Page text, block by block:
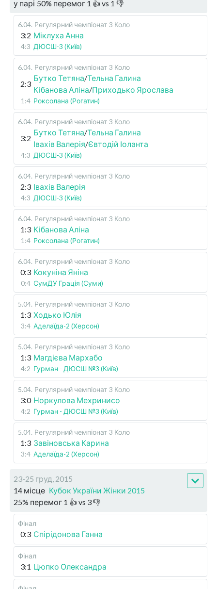
у парі 50% перемог 1 👍 vs 1 👎
6.04. Регулярний чемпіонат 3 Коло
3:2 Міклуха Анна
4:3 ДЮСШ-3 (Київ)
6.04. Регулярний чемпіонат 3 Коло
2:3
Бутко Тетяна/Тельна Галина
Кібанова Аліна/Приходько Ярослава
1:4 Роксолана (Рогатин)
6.04. Регулярний чемпіонат 3 Коло
3:2
Бутко Тетяна/Тельна Галина
Івахів Валерія/Євтодій Іоланта
4:3 ДЮСШ-3 (Київ)
6.04. Регулярний чемпіонат 3 Коло
2:3 Івахів Валерія
4:3 ДЮСШ-3 (Київ)
6.04. Регулярний чемпіонат 3 Коло
1:3 Кібанова Аліна
1:4 Роксолана (Рогатин)
6.04. Регулярний чемпіонат 3 Коло
0:3 Кокуніна Яніна
0:4 СумДУ Грація (Суми)
5.04. Регулярний чемпіонат 3 Коло
1:3 Ходько Юлія
3:4 Аделаїда-2 (Херсон)
5.04. Регулярний чемпіонат 3 Коло
1:3 Магдієва Мархабо
4:2 Гурман - ДЮСШ №3 (Київ)
5.04. Регулярний чемпіонат 3 Коло
3:0 Норкулова Мехринисо
4:2 Гурман - ДЮСШ №3 (Київ)
5.04. Регулярний чемпіонат 3 Коло
1:3 Завіновська Карина
3:4 Аделаїда-2 (Херсон)
23-25 груд, 2015
14 місце Кубок України Жінки 2015
25% перемог 1 👍 vs 3👎
Фінал
0:3 Спірідонова Ганна
Фінал
3:1 Цюпко Олександра